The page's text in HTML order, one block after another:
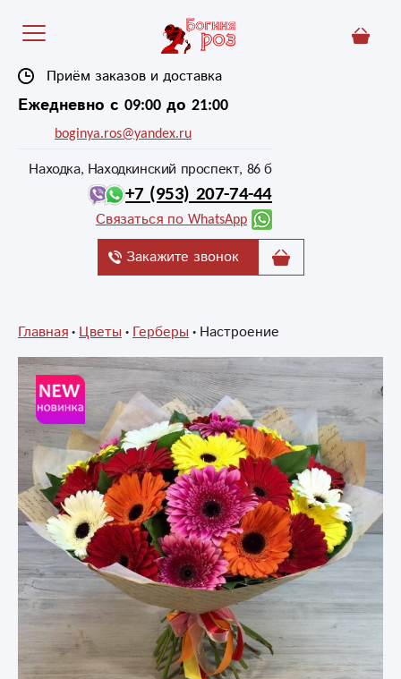
Приём заказов и доставка
Ежедневно с 09:00 до 21:00
boginya.ros@yandex.ru
Находка, Находкинский проспект, 86 б
+7 (953) 207-74-44
Связаться по WhatsApp
Закажите звонок
Главная Цветы Герберы Настроение